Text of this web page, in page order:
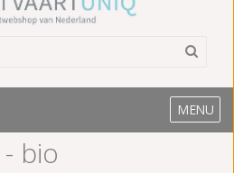
MENU
bio